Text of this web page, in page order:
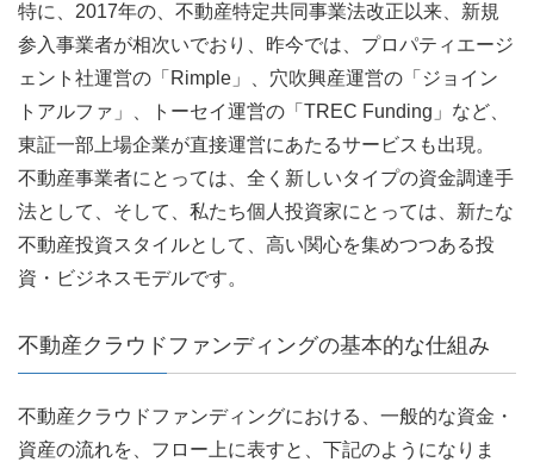
特に、2017年の、不動産特定共同事業法改正以来、新規
参入事業者が相次いでおり、昨今では、プロパティエージ
ェント社運営の「Rimple」、穴吹興産運営の「ジョイン
トアルファ」、トーセイ運営の「TREC Funding」など、
東証一部上場企業が直接運営にあたるサービスも出現。
不動産事業者にとっては、全く新しいタイプの資金調達手
法として、そして、私たち個人投資家にとっては、新たな
不動産投資スタイルとして、高い関心を集めつつある投
資・ビジネスモデルです。
不動産クラウドファンディングの基本的な仕組み
不動産クラウドファンディングにおける、一般的な資金・
資産の流れを、フロー上に表すと、下記のようになりま